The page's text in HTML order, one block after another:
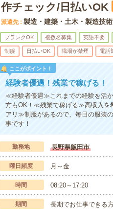
作チェック/日払いOK
派遣先 製造・建築・土木・製造技
ブランクOK 複数名募集 英語不要
制服 日払いOK 職場が禁煙 電話
ここがポイント！
経験者優遇！残業で稼げる！
≪経験者優遇≫これまでの経験を活
方もOK！≪残業で稼げる≫高収入を
アリ≫制服があるので、毎日の服装
事です！
勤務地 長野県飯田市
曜日頻度 月～金
時間 08:20～17:20
期間 長期でお仕事できる